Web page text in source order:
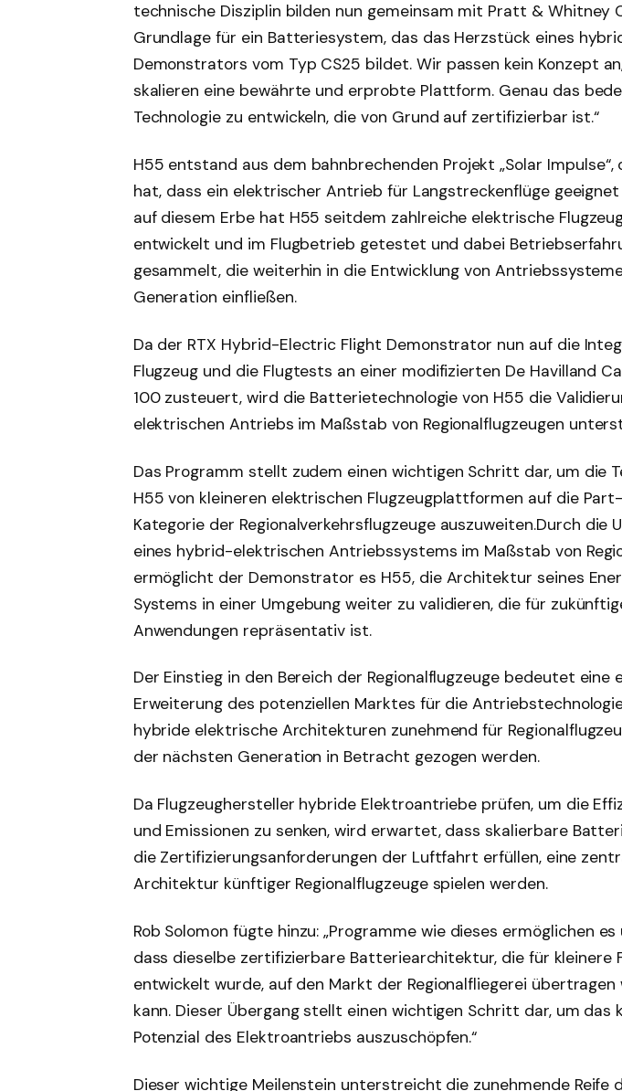
technische Disziplin bilden nun gemeinsam mit Pratt & Whitney
Grundlage für ein Batteriesystem, das das Herzstück eines
Demonstrators vom Typ CS25 bildet. Wir passen kein Konzept
skalieren eine bewährte und erprobte Plattform. Genau das
Technologie zu entwickeln, die von Grund auf zertifizierbar ist.“
H55 entstand aus dem bahnbrechenden Projekt „Solar Impulse“,
hat, dass ein elektrischer Antrieb für Langstreckenflüge
auf diesem Erbe hat H55 seitdem zahlreiche elektrische
entwickelt und im Flugbetrieb getestet und dabei
gesammelt, die weiterhin in die Entwicklung von
Generation einfließen.
Da der RTX Hybrid-Electric Flight Demonstrator nun auf die
Flugzeug und die Flugtests an einer modifizierten De Havilland
100 zusteuert, wird die Batterietechnologie von H55 die
elektrischen Antriebs im Maßstab von Regionalflugzeugen
Das Programm stellt zudem einen wichtigen Schritt dar, um die
H55 von kleineren elektrischen Flugzeugplattformen auf die
Kategorie der Regionalverkehrsflugzeuge auszuweiten.Durch die
eines hybrid-elektrischen Antriebssystems im Maßstab von
ermöglicht der Demonstrator es H55, die Architektur seines
Systems in einer Umgebung weiter zu validieren, die für
Anwendungen repräsentativ ist.
Der Einstieg in den Bereich der Regionalflugzeuge bedeutet eine
Erweiterung des potenziellen Marktes für die
hybride elektrische Architekturen zunehmend für
der nächsten Generation in Betracht gezogen werden.
Da Flugzeughersteller hybride Elektroantriebe prüfen, um die
und Emissionen zu senken, wird erwartet, dass skalierbare
die Zertifizierungsanforderungen der Luftfahrt erfüllen, eine
Architektur künftiger Regionalflugzeuge spielen werden.
Rob Solomon fügte hinzu: „Programme wie dieses ermöglichen es
dass dieselbe zertifizierbare Batteriearchitektur, die für kleinere
entwickelt wurde, auf den Markt der Regionalfliegerei übertragen
kann. Dieser Übergang stellt einen wichtigen Schritt dar, um das
Potenzial des Elektroantriebs auszuschöpfen.“
Dieser wichtige Meilenstein unterstreicht die zunehmende Reife